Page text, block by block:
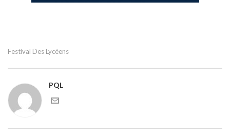
Festival Des Lycéens
PQL